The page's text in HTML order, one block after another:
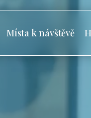
Místa k návštěvě